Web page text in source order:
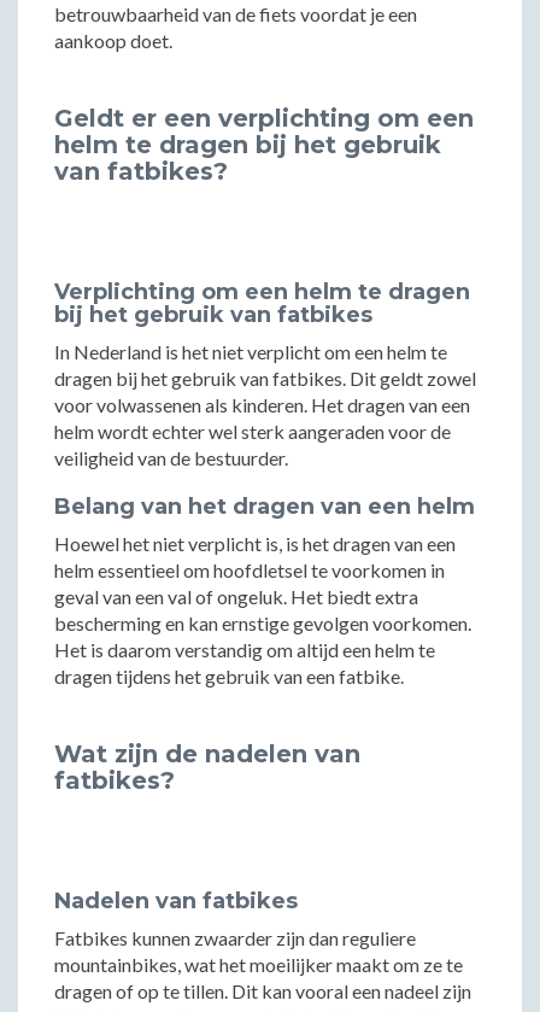
betrouwbaarheid van de fiets voordat je een
aankoop doet.
Geldt er een verplichting om een
helm te dragen bij het gebruik
van fatbikes?
Verplichting om een helm te dragen
bij het gebruik van fatbikes
In Nederland is het niet verplicht om een helm te
dragen bij het gebruik van fatbikes. Dit geldt zowel
voor volwassenen als kinderen. Het dragen van een
helm wordt echter wel sterk aangeraden voor de
veiligheid van de bestuurder.
Belang van het dragen van een helm
Hoewel het niet verplicht is, is het dragen van een
helm essentieel om hoofdletsel te voorkomen in
geval van een val of ongeluk. Het biedt extra
bescherming en kan ernstige gevolgen voorkomen.
Het is daarom verstandig om altijd een helm te
dragen tijdens het gebruik van een fatbike.
Wat zijn de nadelen van
fatbikes?
Nadelen van fatbikes
Fatbikes kunnen zwaarder zijn dan reguliere
mountainbikes, wat het moeilijker maakt om ze te
dragen of op te tillen. Dit kan vooral een nadeel zijn